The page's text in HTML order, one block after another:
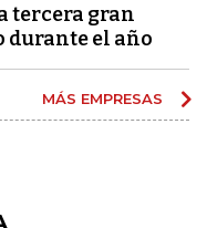
tercera gran
durante el año
MÁS EMPRESAS